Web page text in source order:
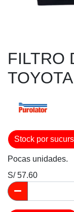
FILTRO
Stock por
Pocas unidades.
S/ 57.60